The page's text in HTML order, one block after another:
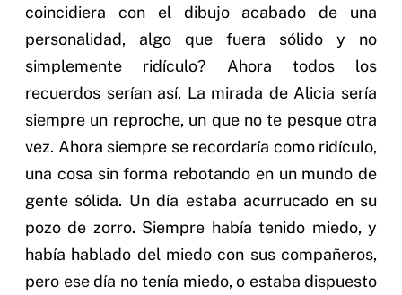
coincidiera con el dibujo acabado de una
personalidad, algo que fuera sólido y no
simplemente ridículo? Ahora todos los
recuerdos serían así. La mirada de Alicia sería
siempre un reproche, un que no te pesque otra
vez. Ahora siempre se recordaría como ridículo,
una cosa sin forma rebotando en un mundo de
gente sólida. Un día estaba acurrucado en su
pozo de zorro. Siempre había tenido miedo, y
había hablado del miedo con sus compañeros,
pero ese día no tenía miedo, o estaba dispuesto